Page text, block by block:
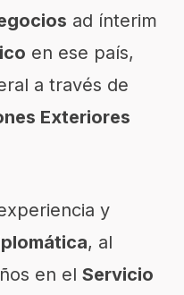
ad ínterim
en ese país,
a través de
Exteriores
y
, al
en el Servicio